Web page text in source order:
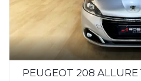
PEUGEOT 208 ALLURE